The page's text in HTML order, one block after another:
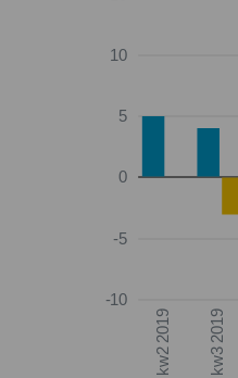
kw2 2019 kw3 2019
-10
-5
0
5
10